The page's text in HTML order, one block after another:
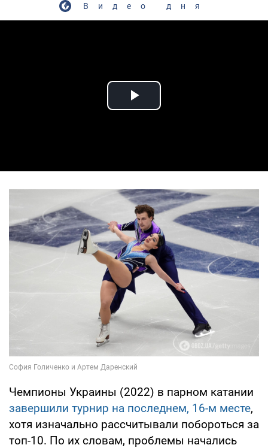
Видео дня
Play Video
Чемпионы Украины (2022) в парном катании
завершили турнир на последнем, 16-м месте,
хотя изначально рассчитывали побороться за
топ-10. По их словам, проблемы начались